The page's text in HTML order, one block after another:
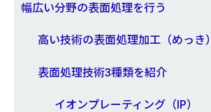
幅広い分野の表面処理を行う
高い技術の表面処理加工（めっき）
表面処理技術3種類を紹介
イオンプレーティング（IP）